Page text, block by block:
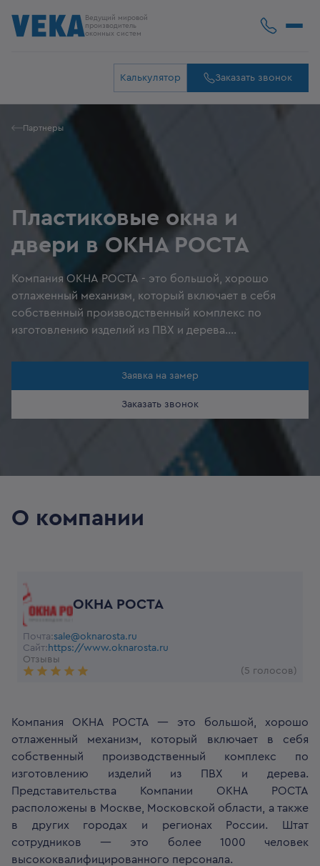
Ведущий мировой
производитель
оконных систем
Калькулятор Заказать звонок
Партнеры
Пластиковые окна и
двери в ОКНА РОСТА
Компания ОКНА РОСТА - это большой, хорошо
отлаженный механизм, который включает в себя
собственный производственный комплекс по
изготовлению изделий из ПВХ и дерева.
расположены в Москве, Московской области, а также
в других городах и регионах России. Штат
сотрудников - это более 1000 человек
Заявка на замер
Заказать звонок
О компании
Компания ОКНА РОСТА — это большой, хорошо
отлаженный механизм, который включает в себя
собственный производственный комплекс по
изготовлению изделий из ПВХ и дерева.
Представительства Компании ОКНА РОСТА
расположены в Москве, Московской области, а также
в других городах и регионах России. Штат
сотрудников — это более 1000 человек
высококвалифицированного персонала.
ОКНА РОСТА
Почта:sale@oknarosta.ru
Сайт: https://www.oknarosta.ru
Отзывы
(5 голосов)